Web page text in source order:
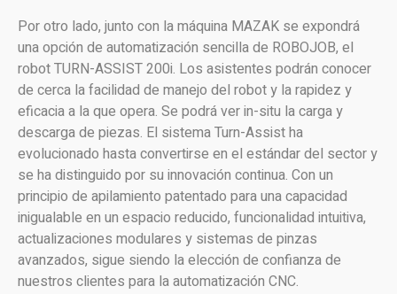
Por otro lado, junto con la máquina MAZAK se expondrá
una opción de automatización sencilla de ROBOJOB, el
robot TURN-ASSIST 200i. Los asistentes podrán conocer
de cerca la facilidad de manejo del robot y la rapidez y
eficacia a la que opera. Se podrá ver in-situ la carga y
descarga de piezas. El sistema Turn-Assist ha
evolucionado hasta convertirse en el estándar del sector y
se ha distinguido por su innovación continua. Con un
principio de apilamiento patentado para una capacidad
inigualable en un espacio reducido, funcionalidad intuitiva,
actualizaciones modulares y sistemas de pinzas
avanzados, sigue siendo la elección de confianza de
nuestros clientes para la automatización CNC.